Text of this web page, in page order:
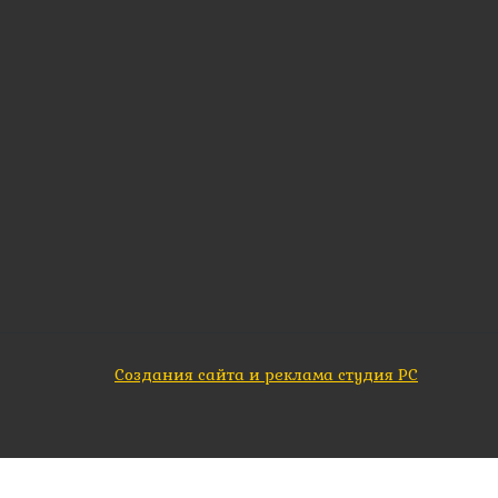
Создания сайта и реклама студия PС